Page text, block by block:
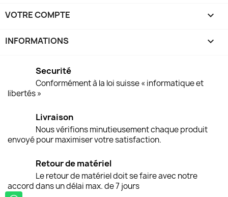
VOTRE COMPTE 
INFORMATIONS keyboard_arrow_down
Securité
Conformément à la loi suisse « informatique et
libertés »
Livraison
Nous vérifions minutieusement chaque produit
envoyé pour maximiser votre satisfaction.
Retour de matériel
Le retour de matériel doit se faire avec notre
accord dans un délai max. de 7 jours